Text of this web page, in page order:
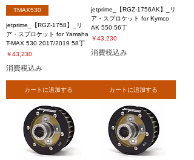
TMAX530
jetprime_【RGZ-1758】_リ
ア・スプロケット for Yamaha
T-MAX 530 2017/2019 58丁
価格
￥43,230
消費税込み
カートに追加する
jetprime_【RGZ-1756AK】_リ
ア・スプロケット for Kymco
AK 550 56丁
価格
￥43,230
消費税込み
カートに追加する